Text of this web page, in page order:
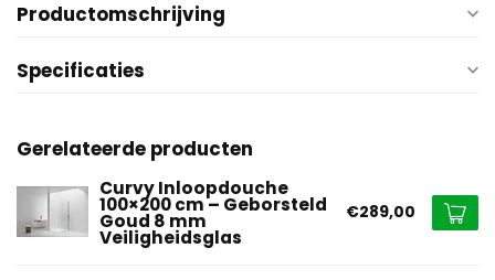
Productomschrijving
Specificaties
Gerelateerde producten
Curvy Inloopdouche
100×200 cm – Geborsteld
Goud 8 mm
Veiligheidsglas
€289,00